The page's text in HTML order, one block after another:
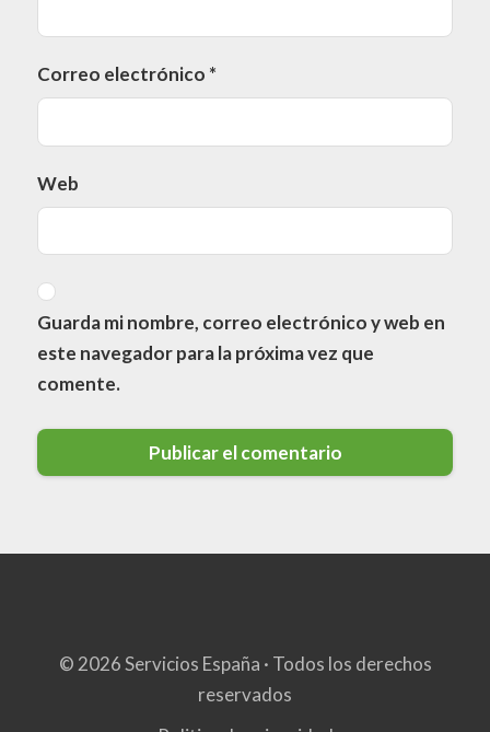
Correo electrónico *
Web
Guarda mi nombre, correo electrónico y web en
este navegador para la próxima vez que
comente.
© 2026 Servicios España · Todos los derechos
reservados